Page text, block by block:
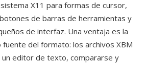
X11 para formas de cursor,
de barras de herramientas y
de interfaz. Una ventaja es la
del formato: los archivos XBM
editor de texto, compararse y